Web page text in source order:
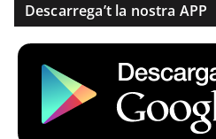
Descarrega’t la nostra APP